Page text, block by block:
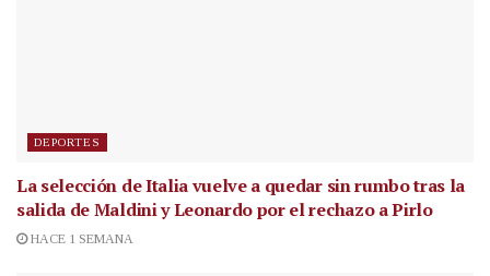
DEPORTES
La selección de Italia vuelve a quedar sin rumbo tras la
salida de Maldini y Leonardo por el rechazo a Pirlo
HACE 1 SEMANA